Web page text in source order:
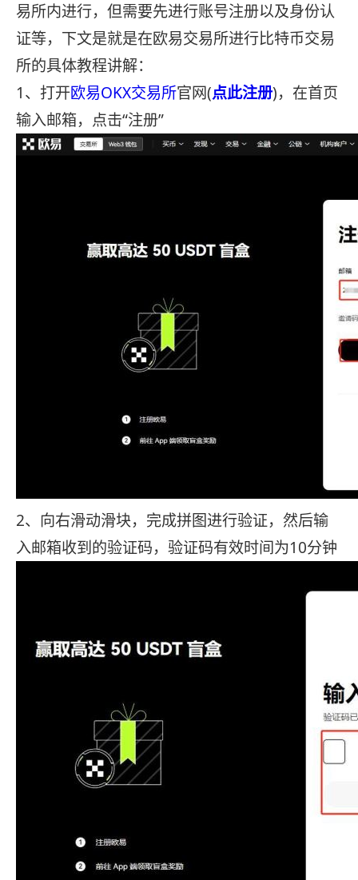
易所内进行，但需要先进行账号注册以及身份认
证等，下文是就是在欧易交易所进行比特币交易
所的具体教程讲解：
1、打开欧易OKX交易所官网(点此注册)，在首页
输入邮箱，点击“注册”
2、向右滑动滑块，完成拼图进行验证，然后输
入邮箱收到的验证码，验证码有效时间为10分钟